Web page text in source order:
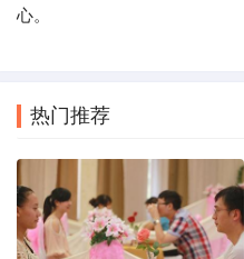
心。
热门推荐